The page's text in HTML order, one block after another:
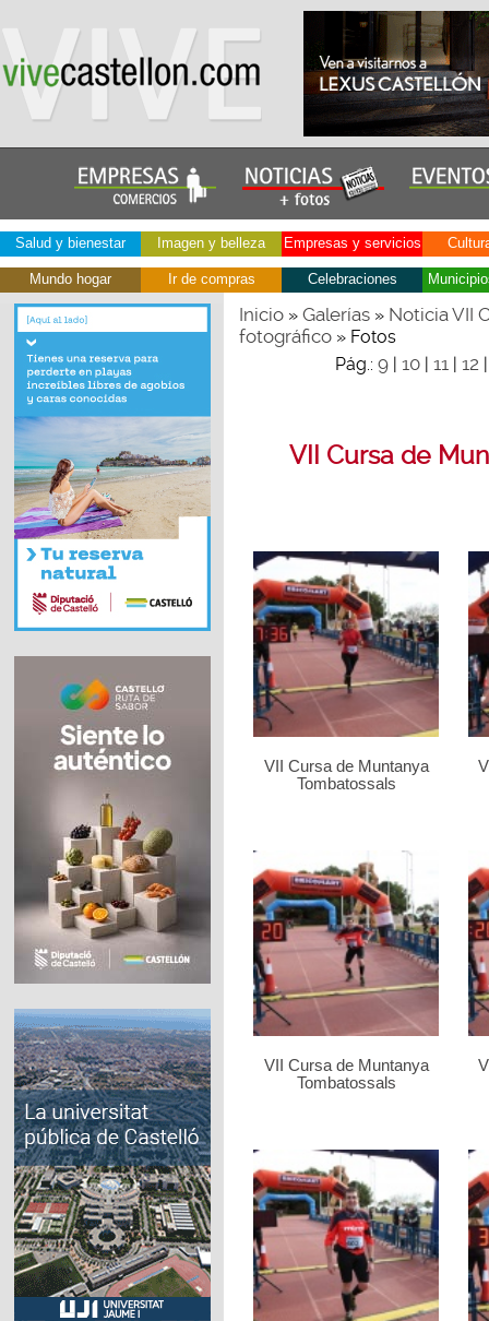
Salud y bienestar Imagen y belleza Empresas y servicios
Mundo hogar Ir de compras Celebraciones
Inicio» Galerías» Noticia VII
fotográfico» Fotos
Pág.: 9 | 10 | 11 | 12
VII Cursa de
VII Cursa de Muntanya
Tombatossals
VII Cursa de Muntanya
Tombatossals